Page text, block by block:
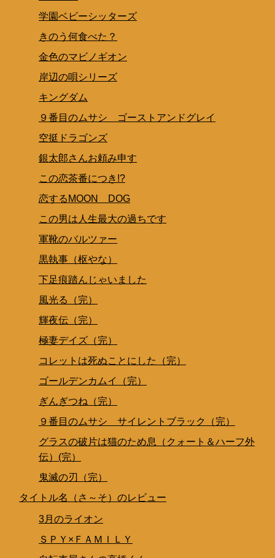
学園ベビーシッターズ
きのう何食べた？
金色のマビノギオン
岸辺の唄シリーズ
キングダム
９番目のムサシ ゴーストアンドグレイ
空挺ドラゴンズ
銀太郎さんお頼み申す
この恋茶番につき!?
恋するMOON DOG
この男は人生最大の過ちです
軍靴のバルツァー
黒執事（枢やな）
下足痕踏んじゃいました
風光る（完）
輝夜伝（完）
極妻デイズ（完）
コレットは死ぬことにした（完）
ゴールデンカムイ（完）
ぎんぎつね（完）
９番目のムサシ サイレントブラック（完）
グラスの破片は猫のため息（クォート＆ハーフ外
伝）(完）
鬼滅の刃（完）
タイトル名（さ～そ）のレビュー
3月のライオン
ＳＰＹ×ＦＡＭＩＬＹ